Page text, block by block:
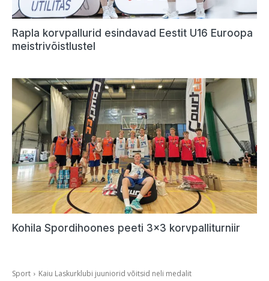
Rapla korvpallurid esindavad Eestit U16 Euroopa
meistrivõistlustel
Kohila Spordihoones peeti 3×3 korvpalliturniir